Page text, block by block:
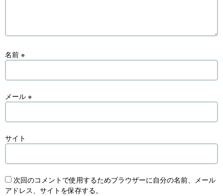
名前 ※
メール ※
サイト
次回のコメントで使用するためブラウザーに自分の名前、メール
アドレス、サイトを保存する。